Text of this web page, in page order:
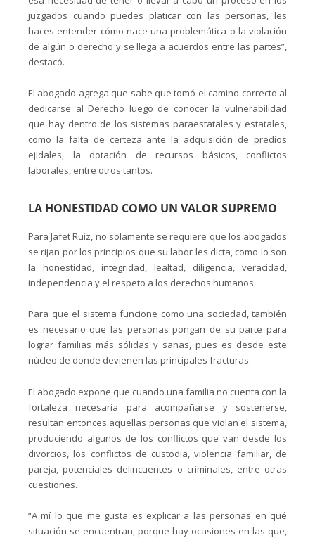
juzgados cuando puedes platicar con las personas, les
haces entender cómo nace una problemática o la violación
de algún o derecho y se llega a acuerdos entre las partes”,
destacó.
El abogado agrega que sabe que tomó el camino correcto al
dedicarse al Derecho luego de conocer la vulnerabilidad
que hay dentro de los sistemas paraestatales y estatales,
como la falta de certeza ante la adquisición de predios
ejidales, la dotación de recursos básicos, conflictos
laborales, entre otros tantos.
LA HONESTIDAD COMO UN VALOR SUPREMO
Para Jafet Ruiz, no solamente se requiere que los abogados
se rijan por los principios que su labor les dicta, como lo son
la honestidad, integridad, lealtad, diligencia, veracidad,
independencia y el respeto a los derechos humanos.
Para que el sistema funcione como una sociedad, también
es necesario que las personas pongan de su parte para
lograr familias más sólidas y sanas, pues es desde este
núcleo de donde devienen las principales fracturas.
El abogado expone que cuando una familia no cuenta con la
fortaleza necesaria para acompañarse y sostenerse,
resultan entonces aquellas personas que violan el sistema,
produciendo algunos de los conflictos que van desde los
divorcios, los conflictos de custodia, violencia familiar, de
pareja, potenciales delincuentes o criminales, entre otras
cuestiones.
“A mí lo que me gusta es explicar a las personas en qué
situación se encuentran, porque hay ocasiones en las que,